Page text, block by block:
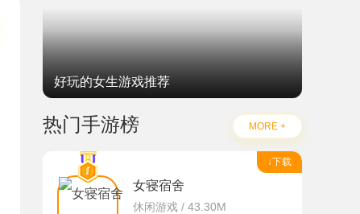
好玩的女生游戏推荐
热门手游榜 MORE +
↓下载
女寝宿舍
休闲游戏 / 43.30M